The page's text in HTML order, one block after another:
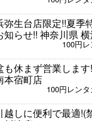
弥生台店限定!!夏季
知らせ!! 神奈川県
100円
も休まず営業しま
本宿町店
100円レン
越しに便利で最適!(